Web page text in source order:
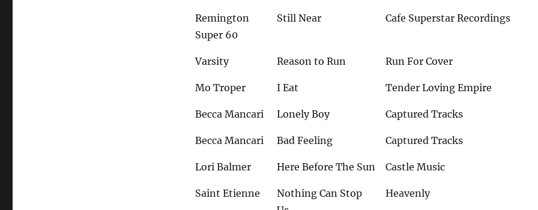
Remington
Super 60
Still Near Cafe Superstar Recordings
Varsity Reason to Run Run For Cover
Mo Troper I Eat Tender Loving Empire
Becca Mancari Lonely Boy Captured Tracks
Becca Mancari Bad Feeling Captured Tracks
Lori Balmer Here Before The Sun Castle Music
Saint Etienne
Nothing Can Stop
Heavenly